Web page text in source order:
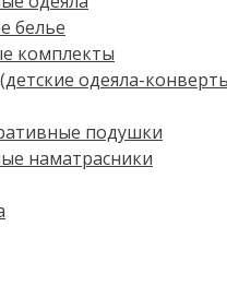
белье
комплекты
одеяла-
подушки
наматрасники